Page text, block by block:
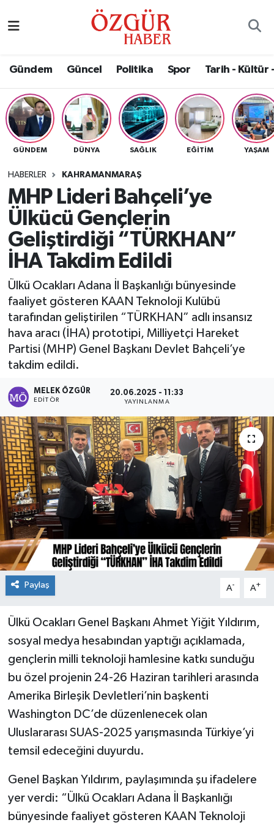
Gündem Güncel Politika Spor Tarih - Kültür
GÜNDEM DÜNYA SAĞLIK EĞITIM YAŞAM
HABERLER KAHRAMANMARAŞ
MHP Lideri Bahçeli’ye
Ülkücü Gençlerin
Geliştirdiği “TÜRKHAN”
İHA Takdim Edildi
Ülkü Ocakları Adana İl Başkanlığı bünyesinde
faaliyet gösteren KAAN Teknoloji Kulübü
tarafından geliştirilen “TÜRKHAN” adlı insansız
hava aracı (İHA) prototipi, Milliyetçi Hareket
Partisi (MHP) Genel Başkanı Devlet Bahçeli’ye
takdim edildi.
MELEK ÖZGÜR
EDITÖR
20.06.2025 - 11:33
YAYINLANMA
Paylaş A- A+
Ülkü Ocakları Genel Başkanı Ahmet Yiğit Yıldırım,
sosyal medya hesabından yaptığı açıklamada,
gençlerin milli teknoloji hamlesine katkı sunduğu
bu özel projenin 24-26 Haziran tarihleri arasında
Amerika Birleşik Devletleri’nin başkenti
Washington DC’de düzenlenecek olan
Uluslararası SUAS-2025 yarışmasında Türkiye’yi
temsil edeceğini duyurdu.
Genel Başkan Yıldırım, paylaşımında şu ifadelere
yer verdi: “Ülkü Ocakları Adana İl Başkanlığı
bünyesinde faaliyet gösteren KAAN Teknoloji
Eğitim
Ekonomi
Güncel
Gündem
Magazin
Politika
Sağlık
Tarih - Kültür - Sanat - Turizm
Yaşam
Nöbetçi Eczaneler
Namaz Vakitleri
Trafik Durumu
Süper Lig Puan Durumu ve Fikstür
Tüm Manşetler
Son Dakika Haberleri
Haber Arşivi